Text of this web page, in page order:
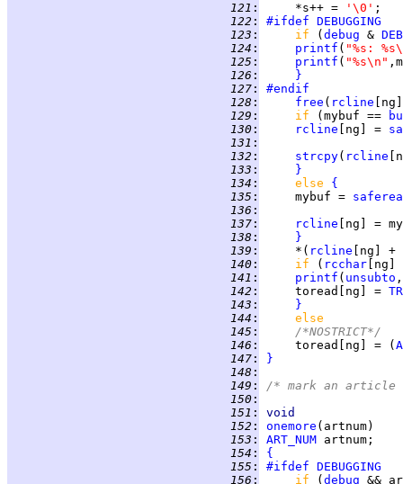
121 :
     *s++ =
'\0'
122 : #ifdef DEBUGGING
123 : if ( debug &
124 : printf ( "%s:
125 : printf ( "%s\n"
126 :
}
127 :
#endif
128 : free ( rcline
129 : if (mybuf ==
130 : rcline [ng] =
131 :
132 : strcpy( rcline
133 :
}
134 : else {
135 :
     mybuf =
136 :
137 :
rcline
138 :
}
139 :
     *(
rcline [ng] +
140 : if ( rcchar
141 : printf ( unsubto ,
142 :
     toread[ng] =
143 :
}
144 :
else
145 :
/*NOSTRICT*/
146 :
     toread[ng] = (
147 :
}
148 :
149 :
/* mark an article
150 :
151 :
void
152 : onemore
153 : ART_NUM
154 :
{
155 : #ifdef DEBUGGING
156 : if ( debug &&